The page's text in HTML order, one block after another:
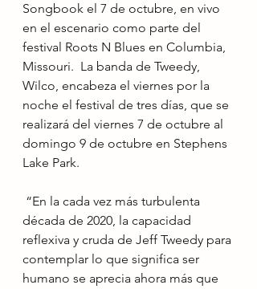
Songbook el 7 de octubre, en vivo
en el escenario como parte del
festival Roots N Blues en Columbia,
Missouri.  La banda de Tweedy,
Wilco, encabeza el viernes por la
noche el festival de tres días, que se
realizará del viernes 7 de octubre al
domingo 9 de octubre en Stephens
Lake Park.
década de 2020, la capacidad
reflexiva y cruda de Jeff Tweedy para
contemplar lo que significa ser
humano se aprecia ahora más que